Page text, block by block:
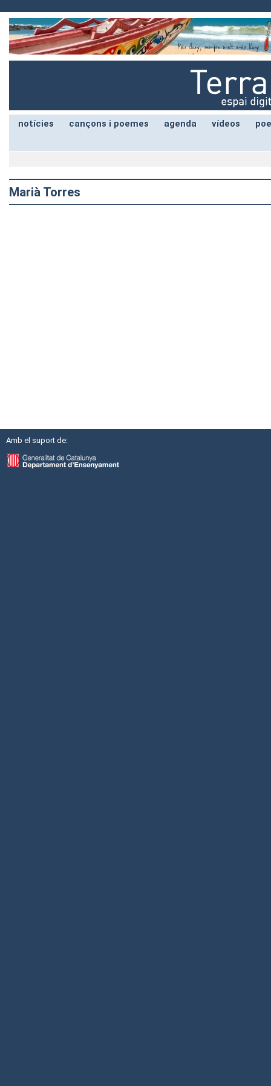
notícies cançons i poemes agenda vídeos
Marià Torres
Amb el suport de: